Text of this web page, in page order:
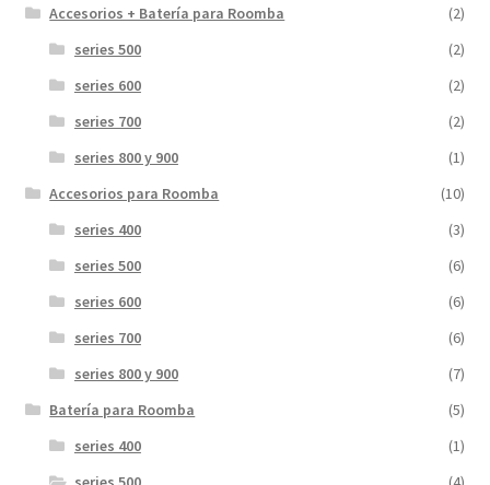
Accesorios + Batería para Roomba
(2)
series 500
(2)
series 600
(2)
series 700
(2)
series 800 y 900
(1)
Accesorios para Roomba
(10)
series 400
(3)
series 500
(6)
series 600
(6)
series 700
(6)
series 800 y 900
(7)
Batería para Roomba
(5)
series 400
(1)